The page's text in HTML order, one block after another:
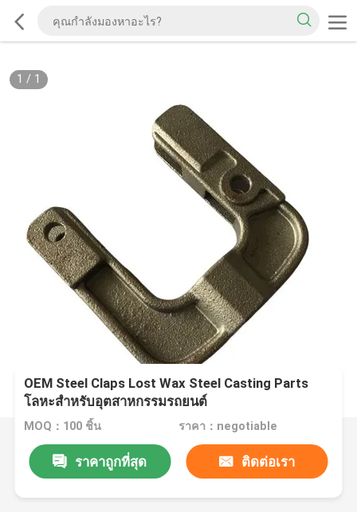
1 / 1
OEM Steel Claps Lost Wax Steel Casting Parts
โลหะสําหรับอุตสาหกรรมรถยนต์
MOQ：100 ชิ้น ราคา：negotiable
ราคาถูกที่สุด ติดต่อเรา